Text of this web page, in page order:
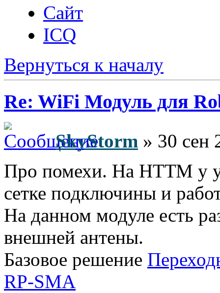
Сайт
ICQ
Вернуться к началу
Re: WiFi Модуль для
SkyStorm » 30 сен
Про помехи. На НТТМ у
сетке подключины и
На данном модуле есть
внешней антены.
Базовое решение
RP-SMA